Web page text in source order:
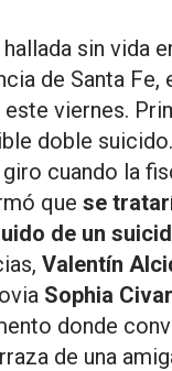
sin vida
de Santa Fe,
este viernes.
doble
cuando la
que se
de un
Valentín
Sophia
donde
de una